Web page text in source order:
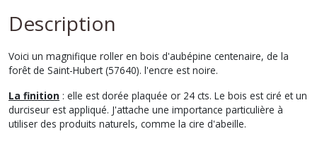
Description
Voici un magnifique roller en bois d'aubépine centenaire, de la
forêt de Saint-Hubert (57640). l'encre est noire.
La finition : elle est dorée plaquée or 24 cts. Le bois est ciré et un
durciseur est appliqué. J'attache une importance particulière à
utiliser des produits naturels, comme la cire d'abeille.